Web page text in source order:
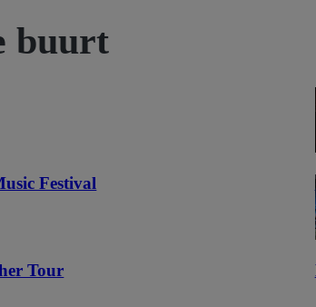
buurt
Festival
Tour